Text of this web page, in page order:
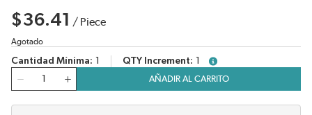
$36.41 / Piece
Agotado
Cantidad Mínima QTY Increment
more info
Cantidad
AÑADIR AL CARRITO